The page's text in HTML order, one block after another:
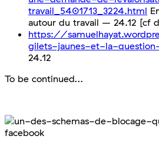
travail_5401713_3224.html
autour du travail – 24.12 [cf
https://
gilets-jaunes-et-la-
24.12
To be continued…